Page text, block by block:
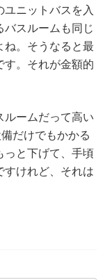
ニットバスを入
スルームも同じ
。そうなると最
。それが金額的
ームだって高い
だけでもかかる
っと下げて、手頃
けれど、それは